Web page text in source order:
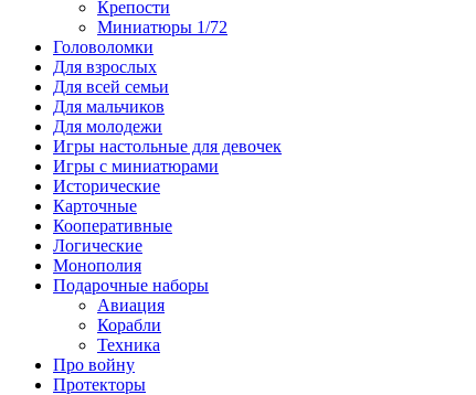
Крепости
Миниатюры 1/72
Головоломки
Для взрослых
Для всей семьи
Для мальчиков
Для молодежи
Игры настольные для девочек
Игры с миниатюрами
Исторические
Карточные
Кооперативные
Логические
Монополия
Подарочные наборы
Авиация
Корабли
Техника
Про войну
Протекторы